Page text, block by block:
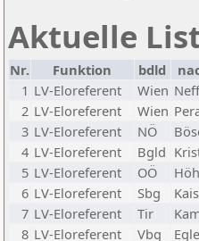
Aktuelle
Nr. Funktion bdld
1 LV-Eloreferent Wien Neff
2 LV-Eloreferent Wien
3 LV-Eloreferent NÖ
4 LV-Eloreferent Bgld
5 LV-Eloreferent OÖ
6 LV-Eloreferent Sbg
7 LV-Eloreferent Tir
8 LV-Eloreferent Vbg Egle